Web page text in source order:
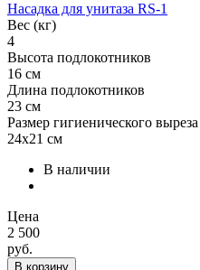
Насадка для унитаза RS-1
Вес (кг)
4
Высота подлокотников
16 см
Длина подлокотников
23 см
Размер гигиенического выреза
24х21 см
В наличии
Цена
2 500
руб.
В корзину